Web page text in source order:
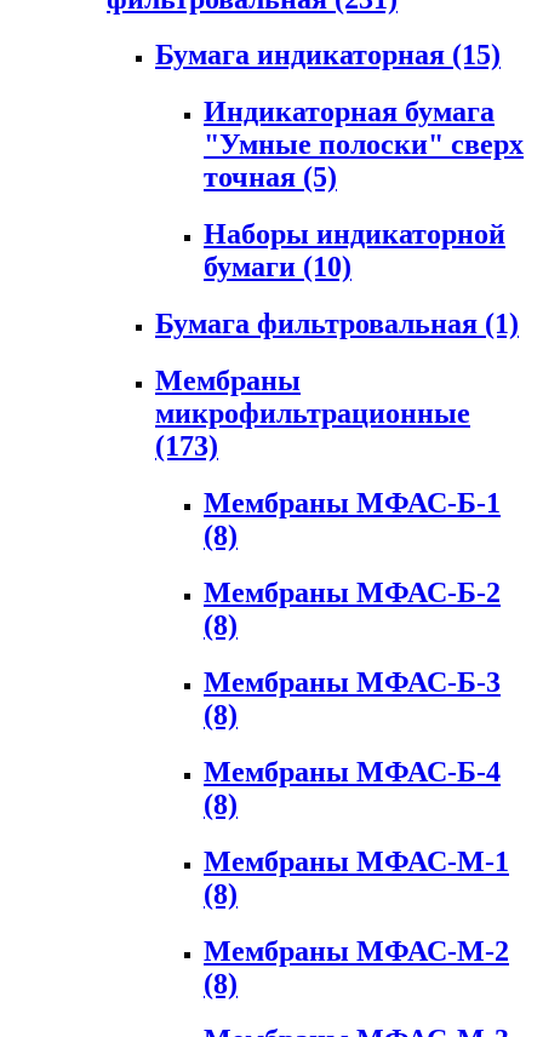
Бумага индикаторная (15)
Индикаторная бумага
"Умные полоски" сверх
точная (5)
Наборы индикаторной
бумаги (10)
Бумага фильтровальная (1)
Мембраны
микрофильтрационные
(173)
Мембраны МФАС-Б-1
(8)
Мембраны МФАС-Б-2
(8)
Мембраны МФАС-Б-3
(8)
Мембраны МФАС-Б-4
(8)
Мембраны МФАС-М-1
(8)
Мембраны МФАС-М-2
(8)